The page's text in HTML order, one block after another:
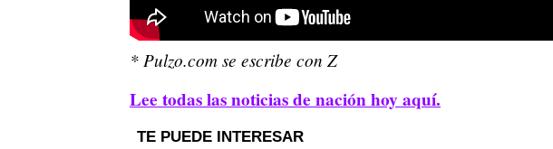
* Pulzo.com se escribe con Z
Lee todas las noticias de nación hoy aquí.